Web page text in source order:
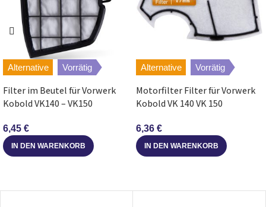
Bosch BGS7SILALL/02
Relaxx’x Ultimate
ProSilence64
Bosch BGS7ZOOMR/01
Bosch BGS7ALL68/02 Relaxx’x Ultimate
ProSilence64
Alternative Vorrätig
Filter im Beutel für Vorwerk
Kobold VK140 – VK150
6,45 €
IN DEN WARENKORB
Alternative Vorrätig
Motorfilter Filter für Vorwerk
Kobold VK 140 VK 150
6,36 €
IN DEN WARENKORB